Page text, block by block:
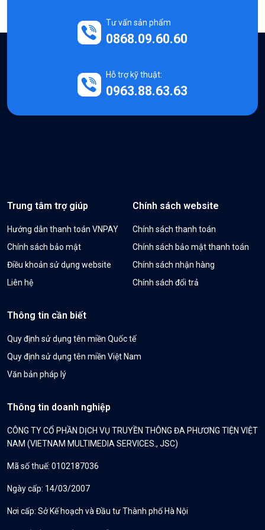
Tư vấn sản phẩm
0868.09.60.60
Hỗ trợ kỹ thuật:
0963.88.63.63
Trung tâm trợ giúp
Hướng dẫn thanh toán VNPAY
Chính sách bảo mật
Điều khoản sử dụng website
Liên hệ
Chính sách website
Chính sách thanh toán
Chính sách bảo mật thanh toán
Chính sách nhận hàng
Chính sách đổi trả
Thông tin cần biết
Quy định sử dụng tên miền Quốc tế
Quy định sử dụng tên miền Việt Nam
Văn bản pháp lý
Thông tin doanh nghiệp
CÔNG TY CỔ PHẦN DỊCH VỤ TRUYỀN THÔNG ĐA PHƯƠNG TIỆN VIỆT
NAM (VIETNAM MULTIMEDIA SERVICES., JSC)
Mã số thuế: 0102187036
Ngày cấp: 14/03/2007
Nơi cấp: Sở Kế hoạch và Đầu tư Thành phố Hà Nội